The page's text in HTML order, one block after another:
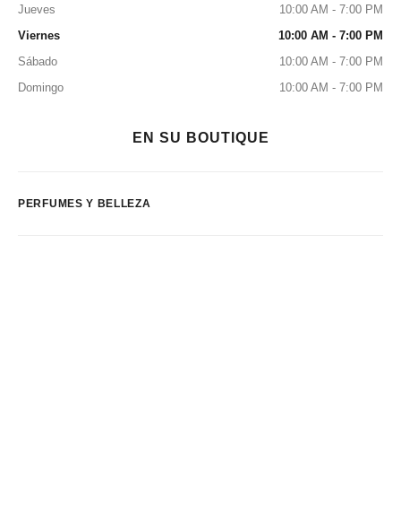
Jueves
10:00 AM - 7:00 PM
Viernes
10:00 AM - 7:00 PM
Sábado
10:00 AM - 7:00 PM
Domingo
10:00 AM - 7:00 PM
EN SU BOUTIQUE
PERFUMES Y BELLEZA